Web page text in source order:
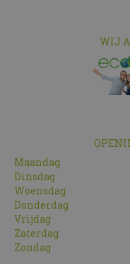
WIJ
Maandag
Dinsdag
Woensdag
Donderdag
Vrijdag
Zaterdag
Zondag